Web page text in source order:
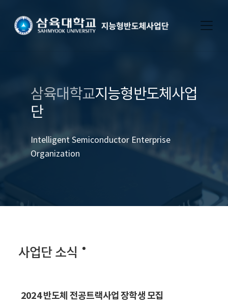
삼육대학교지능형반도체사업
단
Intelligent Semiconductor Enterprise
Organization
사업단 소식
2024 반도체 전공트랙사업 장학생 모집